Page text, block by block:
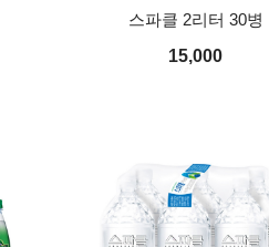
스파클 2리터 30병
15,000